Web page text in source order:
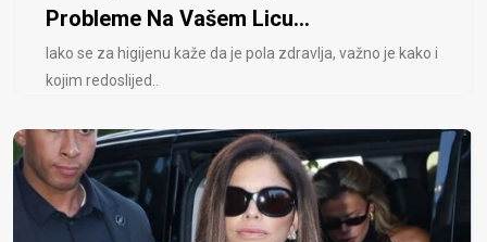
Probleme Na Vašem Licu...
Iako se za higijenu kaže da je pola zdravlja, važno je kako i
kojim redoslijed..